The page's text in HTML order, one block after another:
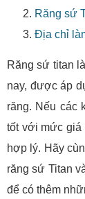
Răng sứ
Địa chỉ
Răng sứ titan
nay, được áp
răng. Nếu các
tốt với mức giá
hợp lý. Hãy
răng sứ Titan
để có thêm